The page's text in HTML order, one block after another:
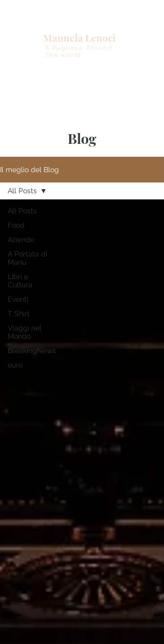
A Pugliese Around
The world
Manuela Lenoci
Blog
Il meglio del Blog
All Posts
Food
Aziende
A Portata di
Manu
Libri e
Cultura
Eventi
T Shirt
Viaggi nel
Mondo
BreakingNews
euro
All Posts